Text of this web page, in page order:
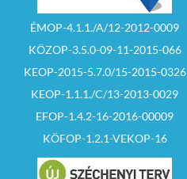
ÉMOP-4.1.1./A/12-2012-0009
KÖZOP-3.5.0-09-11-2015-066
KEOP-2015-5.7.0/15-2015-0326
KEOP-1.1.1./C/13-2013-0029
EFOP-1.4.2-16-2016-00009
KÖFOP-1.2.1-VEKOP-16